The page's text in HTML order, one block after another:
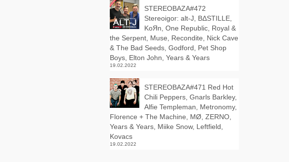
STEREOBAZA#472
Stereoigor: alt‑J, BΔSTILLE,
KoЯn, One Republic, Royal &
the Serpent, Muse, Recondite, Nick Cave
& The Bad Seeds, Godford, Pet Shop
Boys, Elton John, Years & Years
19.02.2022
STEREOBAZA#471 Red Hot
Chili Peppers, Gnarls Barkley,
Alfie Templeman, Metronomy,
Florence + The Machine, MØ, ZERNO,
Years & Years, Miike Snow, Leftfield,
Kovacs
19.02.2022